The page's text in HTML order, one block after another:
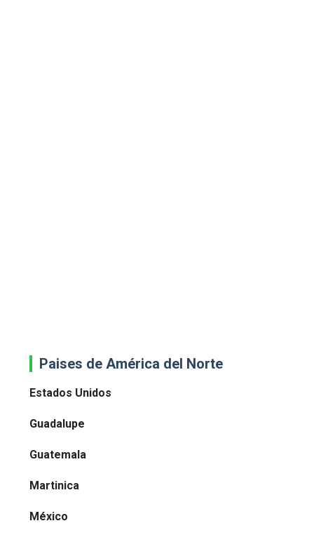
Paises de América del Norte
Estados Unidos
Guadalupe
Guatemala
Martinica
México